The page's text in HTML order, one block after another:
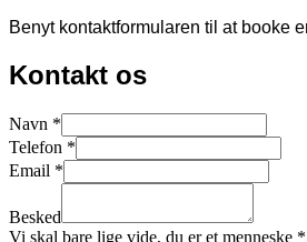
Benyt kontaktformularen til at booke
Kontakt os
Navn *
Telefon *
Email *
Besked
Vi skal bare lige vide, du er et menneske *